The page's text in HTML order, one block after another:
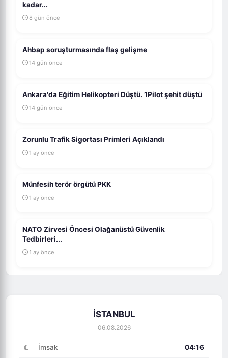
kadar...
8 gün önce
Ahbap soruşturmasında flaş gelişme
14 gün önce
Ankara'da Eğitim Helikopteri Düştü. 1Pilot şehit düştü
14 gün önce
Zorunlu Trafik Sigortası Primleri Açıklandı
1 ay önce
Münfesih terör örgütü PKK
1 ay önce
NATO Zirvesi Öncesi Olağanüstü Güvenlik
Tedbirleri...
1 ay önce
İSTANBUL
06.08.2026
İmsak 04:16